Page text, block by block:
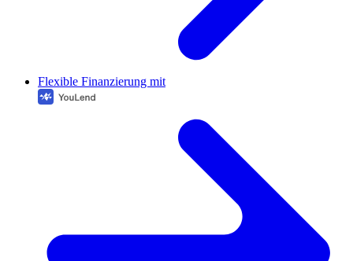
Flexible Finanzierung mit